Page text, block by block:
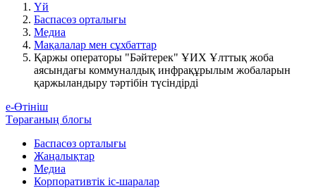
Үй
Баспасөз орталығы
Медиа
Мақалалар мен сұхбаттар
Қаржы операторы "Бәйтерек" ҰИХ Ұлттық жоба
аясындағы коммуналдық инфрақұрылым жобаларын
қаржыландыру тәртібін түсіндірді
е-Өтініш
Төрағаның блогы
Баспасөз орталығы
Жаңалықтар
Медиа
Корпоративтік іс-шаралар